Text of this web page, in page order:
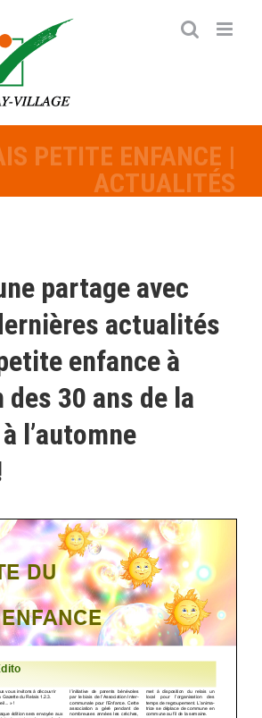
PETITE ENFANCE |
ACTUALITÉS
partage avec
actualités
enfance à
des 30 ans de la
l’automne